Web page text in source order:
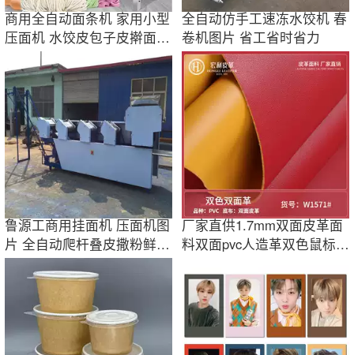
商用全自动面条机 家用小型
压面机 水饺皮包子皮擀面皮
机图片厂家
全自动仿手工速冻水饺机 春
卷机图片 省工省时省力
鲁源工商用挂面机 压面机图
片 全自动爬杆叠皮撒粉鲜面
条机
厂家直供1.7mm双面皮革面
料双面pvc人造革双色鼠标垫